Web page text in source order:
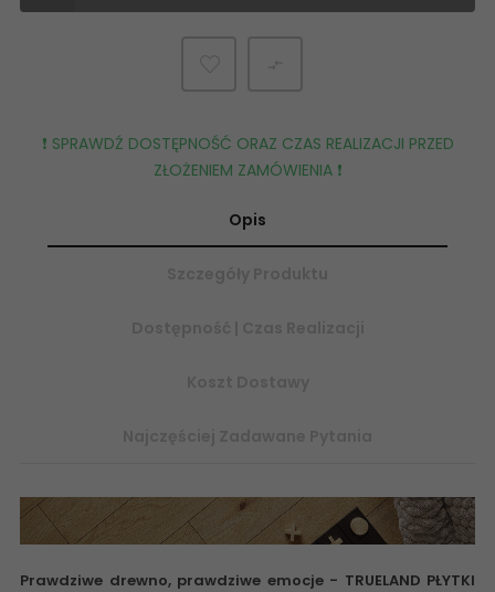
❗️ SPRAWDŹ DOSTĘPNOŚĆ ORAZ CZAS REALIZACJI PRZED
ZŁOŻENIEM ZAMÓWIENIA ❗️
Opis
Prawdziwe drewno, prawdziwe emocje - TRUELAND PŁYTKI